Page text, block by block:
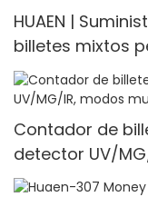
HUAEN |
billetes mixtos
Contador de
detector UV/
unidades/min